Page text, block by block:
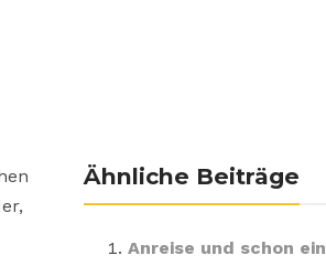
Ähnliche Beiträge
Anreise und schon ein